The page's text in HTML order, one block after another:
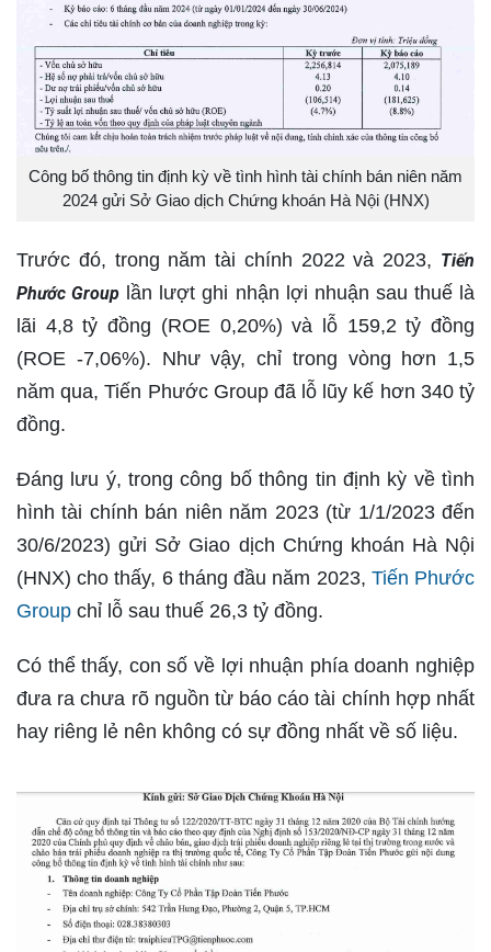
Công bố thông tin định kỳ về tình hình tài chính bán niên năm
2024 gửi Sở Giao dịch Chứng khoán Hà Nội (HNX)
Trước đó, trong năm tài chính 2022 và 2023, Tiến
Phước Group lần lượt ghi nhận lợi nhuận sau thuế là
lãi 4,8 tỷ đồng (ROE 0,20%) và lỗ 159,2 tỷ đồng
(ROE -7,06%). Như vậy, chỉ trong vòng hơn 1,5
năm qua, Tiến Phước Group đã lỗ lũy kế hơn 340 tỷ
đồng.
Đáng lưu ý, trong công bố thông tin định kỳ về tình
hình tài chính bán niên năm 2023 (từ 1/1/2023 đến
30/6/2023) gửi Sở Giao dịch Chứng khoán Hà Nội
(HNX) cho thấy, 6 tháng đầu năm 2023, Tiến Phước
Group chỉ lỗ sau thuế 26,3 tỷ đồng.
Có thể thấy, con số về lợi nhuận phía doanh nghiệp
đưa ra chưa rõ nguồn từ báo cáo tài chính hợp nhất
hay riêng lẻ nên không có sự đồng nhất về số liệu.